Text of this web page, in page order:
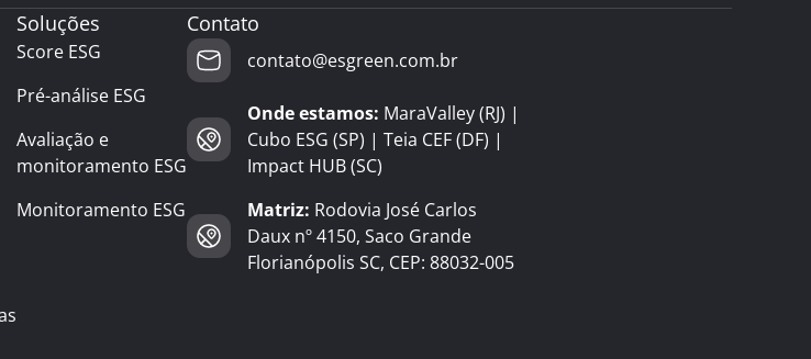
Soluções
Score ESG
Pré-análise ESG
Avaliação e
monitoramento ESG
Monitoramento ESG
Contato
contato@esgreen.com.br
Onde estamos: MaraValley (RJ) |
Cubo ESG (SP) | Teia CEF (DF) |
Impact HUB (SC)
Matriz: Rodovia José Carlos
Daux nº 4150, Saco Grande
Florianópolis SC, CEP: 88032-005